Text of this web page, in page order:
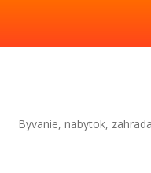
Byvanie, nabytok, zahrada